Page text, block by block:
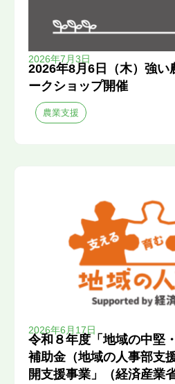
2026年7月3日
2026年8月6日（木）強い
ークショップ開催
農業支援
2026年6月17日
令和８年度「地域の中堅
補助金（地域の人事部支
開支援事業」（経済産業